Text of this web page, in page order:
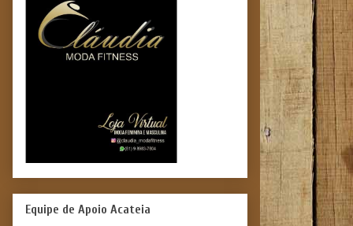
Equipe de Apoio Acateia